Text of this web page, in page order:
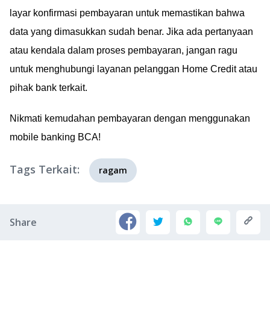
layar konfirmasi pembayaran untuk memastikan bahwa
data yang dimasukkan sudah benar. Jika ada pertanyaan
atau kendala dalam proses pembayaran, jangan ragu
untuk menghubungi layanan pelanggan Home Credit atau
pihak bank terkait.
Nikmati kemudahan pembayaran dengan menggunakan
mobile banking BCA!
Tags Terkait: ragam
Share